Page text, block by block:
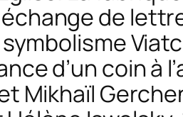
de
d’un coin à
Mikhaïl